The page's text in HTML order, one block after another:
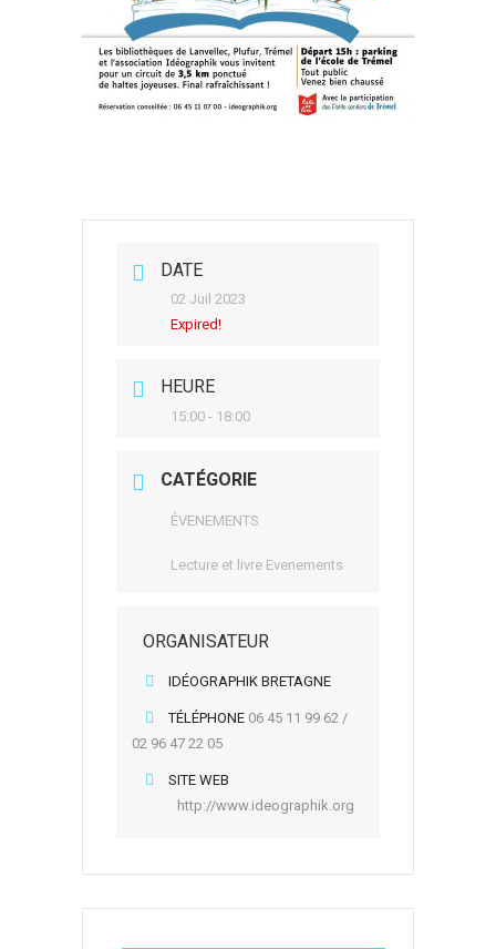
DATE
02 Juil 2023
Expired!
HEURE
15:00 - 18:00
CATÉGORIE
ÉVENEMENTS
Lecture et livre Evenements
ORGANISATEUR
IDÉOGRAPHIK BRETAGNE
TÉLÉPHONE 06 45 11 99 62 /
02 96 47 22 05
SITE WEB
http://www.ideographik.org